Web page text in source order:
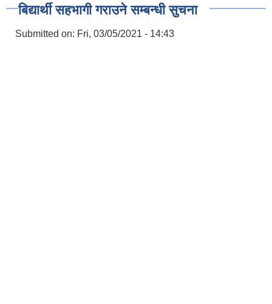
बिद्यार्थी सहभागी गराउने सम्बन्धी सुचना
Submitted on: Fri, 03/05/2021 - 14:43